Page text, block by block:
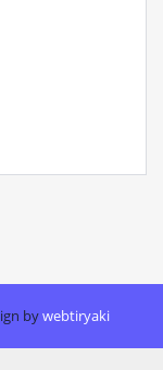
bywebtiryaki